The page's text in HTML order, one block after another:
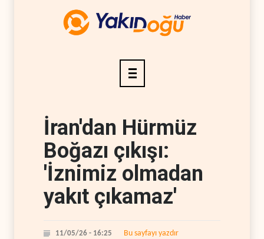
İran'dan Hürmüz
Boğazı çıkışı:
'İznimiz olmadan
yakıt çıkamaz'
11/05/26 - 16:25 Bu sayfayı yazdır